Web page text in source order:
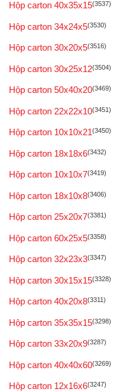
Hộp carton 40x35x15(3537)
Hộp carton 34x24x5(3530)
Hộp carton 30x20x5(3516)
Hộp carton 30x25x12(3504)
Hộp carton 50x40x20(3469)
Hộp carton 22x22x10(3451)
Hộp carton 10x10x21(3450)
Hộp carton 18x18x6(3432)
Hộp carton 10x10x7(3419)
Hộp carton 18x10x8(3406)
Hộp carton 25x20x7(3381)
Hộp carton 60x25x5(3358)
Hộp carton 32x23x3(3347)
Hộp carton 30x15x15(3328)
Hộp carton 40x20x8(3311)
Hộp carton 35x35x15(3298)
Hộp carton 33x20x9(3287)
Hộp carton 40x40x60(3269)
Hộp carton 12x16x6(3247)